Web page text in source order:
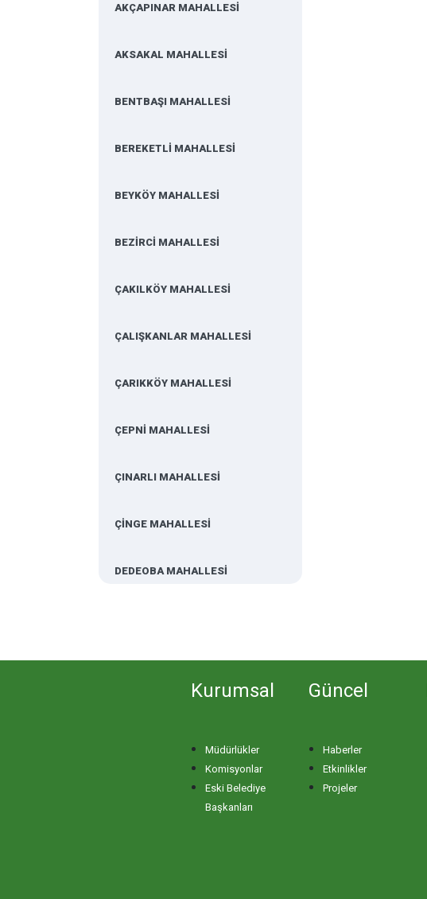
AKÇAPINAR MAHALLESİ
AKSAKAL MAHALLESİ
BENTBAŞI MAHALLESİ
BEREKETLİ MAHALLESİ
BEYKÖY MAHALLESİ
BEZİRCİ MAHALLESİ
ÇAKILKÖY MAHALLESİ
ÇALIŞKANLAR MAHALLESİ
ÇARIKKÖY MAHALLESİ
ÇEPNİ MAHALLESİ
ÇINARLI MAHALLESİ
ÇİNGE MAHALLESİ
DEDEOBA MAHALLESİ
DUTLİMAN MAHALLESİ
Kurumsal
Müdürlükler
Komisyonlar
Eski Belediye
Başkanları
Güncel
Haberler
Etkinlikler
Projeler